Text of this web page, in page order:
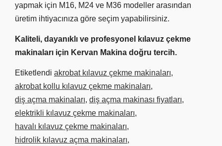
yapmak için M16, M24 ve M36 modeller arasından
üretim ihtiyacınıza göre seçim yapabilirsiniz.
Kaliteli, dayanıklı ve profesyonel kılavuz çekme
makinaları için Kervan Makina doğru tercih.
Etiketlendi akrobat kılavuz çekme makinaları,
akrobat kollu kılavuz çekme makinaları,
diş açma makinaları, diş açma makinası fiyatları,
elektrikli kılavuz çekme makinaları,
havalı kılavuz çekme makinaları,
hidrolik kılavuz açma makinaları,